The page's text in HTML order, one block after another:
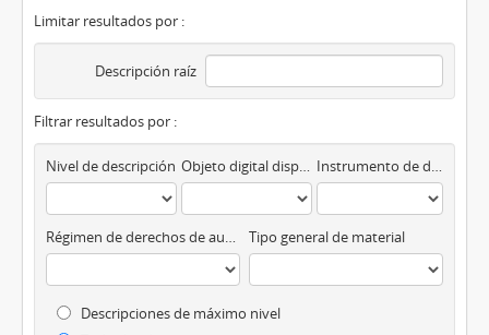
Limitar resultados por :
Descripción raíz
Filtrar resultados por :
Nivel de descripción Objeto digital disponibles Instrumento de descripción
Régimen de derechos de autor Tipo general de material
Descripciones de máximo nivel